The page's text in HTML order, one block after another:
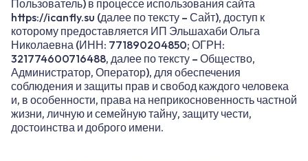
Пользователь) в процессе использования сайта
https://icanfly.su (далее по тексту – Сайт), доступ к
которому предоставляется ИП Эльшахаби Ольга
Николаевна (ИНН: 771890204850; ОГРН:
321774600716488, далее по тексту – Общество,
Администратор, Оператор), для обеспечения
соблюдения и защиты прав и свобод каждого человека
и, в особенности, права на неприкосновенность частной
жизни, личную и семейную тайну, защиту чести,
достоинства и доброго имени.